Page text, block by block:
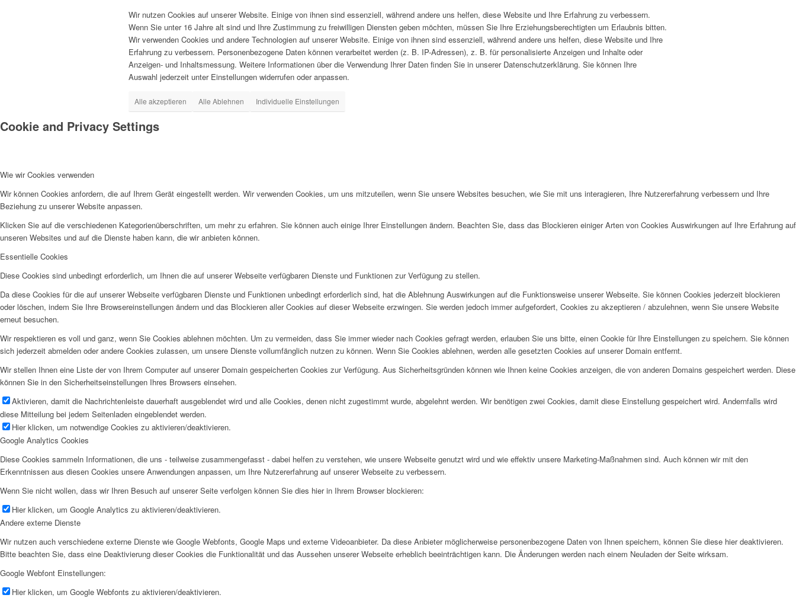
Wir nutzen Cookies auf unserer Website. Einige von ihnen sind essenziell, während andere uns helfen, diese Website und Ihre Erfahrung zu verbessern.
Wenn Sie unter 16 Jahre alt sind und Ihre Zustimmung zu freiwilligen Diensten geben möchten, müssen Sie Ihre Erziehungsberechtigten um Erlaubnis bitten.
Wir verwenden Cookies und andere Technologien auf unserer Website. Einige von ihnen sind essenziell, während andere uns helfen, diese Website und Ihre
Erfahrung zu verbessern. Personenbezogene Daten können verarbeitet werden (z. B. IP-Adressen), z. B. für personalisierte Anzeigen und Inhalte oder
Anzeigen- und Inhaltsmessung. Weitere Informationen über die Verwendung Ihrer Daten finden Sie in unserer Datenschutzerklärung. Sie können Ihre
Auswahl jederzeit unter Einstellungen widerrufen oder anpassen.
Alle akzeptieren Alle Ablehnen Individuelle Einstellungen
Cookie and Privacy Settings
Wie wir Cookies verwenden
Wir können Cookies anfordern, die auf Ihrem Gerät eingestellt werden. Wir verwenden Cookies, um uns mitzuteilen, wenn Sie unsere Websites besuchen, wie Sie mit uns interagieren, Ihre Nutzererfahrung verbessern und Ihre
Beziehung zu unserer Website anpassen.
Klicken Sie auf die verschiedenen Kategorienüberschriften, um mehr zu erfahren. Sie können auch einige Ihrer Einstellungen ändern. Beachten Sie, dass das Blockieren einiger Arten von Cookies Auswirkungen auf Ihre Erfahrung auf
unseren Websites und auf die Dienste haben kann, die wir anbieten können.
Essentielle Cookies
Diese Cookies sind unbedingt erforderlich, um Ihnen die auf unserer Webseite verfügbaren Dienste und Funktionen zur Verfügung zu stellen.
Da diese Cookies für die auf unserer Webseite verfügbaren Dienste und Funktionen unbedingt erforderlich sind, hat die Ablehnung Auswirkungen auf die Funktionsweise unserer Webseite. Sie können Cookies jederzeit blockieren
oder löschen, indem Sie Ihre Browsereinstellungen ändern und das Blockieren aller Cookies auf dieser Webseite erzwingen. Sie werden jedoch immer aufgefordert, Cookies zu akzeptieren / abzulehnen, wenn Sie unsere Website
erneut besuchen.
Wir respektieren es voll und ganz, wenn Sie Cookies ablehnen möchten. Um zu vermeiden, dass Sie immer wieder nach Cookies gefragt werden, erlauben Sie uns bitte, einen Cookie für Ihre Einstellungen zu speichern. Sie können
sich jederzeit abmelden oder andere Cookies zulassen, um unsere Dienste vollumfänglich nutzen zu können. Wenn Sie Cookies ablehnen, werden alle gesetzten Cookies auf unserer Domain entfernt.
Wir stellen Ihnen eine Liste der von Ihrem Computer auf unserer Domain gespeicherten Cookies zur Verfügung. Aus Sicherheitsgründen können wie Ihnen keine Cookies anzeigen, die von anderen Domains gespeichert werden. Diese
können Sie in den Sicherheitseinstellungen Ihres Browsers einsehen.
Aktivieren, damit die Nachrichtenleiste dauerhaft ausgeblendet wird und alle Cookies, denen nicht zugestimmt wurde, abgelehnt werden. Wir benötigen zwei Cookies, damit diese Einstellung gespeichert wird. Andernfalls wird
diese Mitteilung bei jedem Seitenladen eingeblendet werden.
Hier klicken, um notwendige Cookies zu aktivieren/deaktivieren.
Google Analytics Cookies
Diese Cookies sammeln Informationen, die uns - teilweise zusammengefasst - dabei helfen zu verstehen, wie unsere Webseite genutzt wird und wie effektiv unsere Marketing-Maßnahmen sind. Auch können wir mit den
Erkenntnissen aus diesen Cookies unsere Anwendungen anpassen, um Ihre Nutzererfahrung auf unserer Webseite zu verbessern.
Wenn Sie nicht wollen, dass wir Ihren Besuch auf unserer Seite verfolgen können Sie dies hier in Ihrem Browser blockieren:
Hier klicken, um Google Analytics zu aktivieren/deaktivieren.
Andere externe Dienste
Wir nutzen auch verschiedene externe Dienste wie Google Webfonts, Google Maps und externe Videoanbieter. Da diese Anbieter möglicherweise personenbezogene Daten von Ihnen speichern, können Sie diese hier deaktivieren.
Bitte beachten Sie, dass eine Deaktivierung dieser Cookies die Funktionalität und das Aussehen unserer Webseite erheblich beeinträchtigen kann. Die Änderungen werden nach einem Neuladen der Seite wirksam.
Google Webfont Einstellungen:
Hier klicken, um Google Webfonts zu aktivieren/deaktivieren.